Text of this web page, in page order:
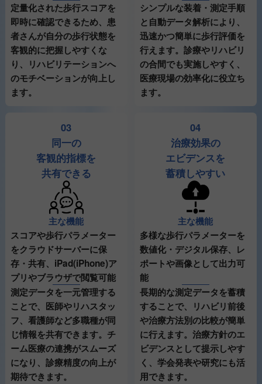
定量化された歩行スコアを
即時に確認できるため、患
者さんが自分の歩行状態を
客観的に把握しやすくな
り、リハビリテーションへ
のモチベーションが向上し
ます。
シンプルな装着・測定手順
と自動データ解析により、
迅速かつ簡単に歩行評価を
行えます。診療やリハビリ
の合間でも実施しやすく、
医療現場の効率化に役立ち
ます。
03
同一の
客観的指標を
共有できる
主な機能
スコアや歩行パラメーター
をクラウドサーバーに保
存・共有、iPad(iPhone)ア
プリやブラウザで閲覧可能
測定データを一元管理する
ことで、医師やリハスタッ
フ、看護師など多職種が同
じ情報を共有できます。チ
ーム医療の連携がスムーズ
になり、診療精度の向上が
期待できます。
04
治療効果の
エビデンスを
蓄積しやすい
主な機能
多様な歩行パラメーターを
数値化・デジタル保存、レ
ポートや画像として出力可
能
長期的な測定データを蓄積
することで、リハビリ前後
や治療方法別の比較が簡単
に行えます。治療方針のエ
ビデンスとして提示しやす
く、学会発表や研究にも活
用できます。